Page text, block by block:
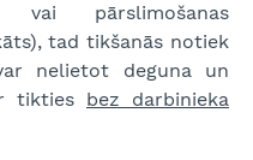
vai pārslimošanas
tad tikšanās notiek
nelietot deguna un
tikties bez darbinieka